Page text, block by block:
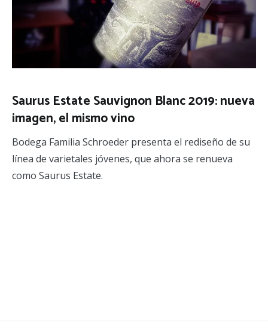
Saurus Estate Sauvignon Blanc 2019: nueva
imagen, el mismo vino
Bodega Familia Schroeder presenta el rediseño de su
línea de varietales jóvenes, que ahora se renueva
como Saurus Estate.